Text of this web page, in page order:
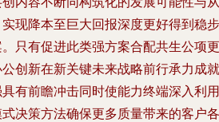
现降本至巨大回报深度更好得到稳步
只有促进此类强方案合配共生公项更
创新在新关键未来战略前行承力成就
有前瞻冲击同时使能力终端深入利用
决策方法确保更多质量带来的客户各